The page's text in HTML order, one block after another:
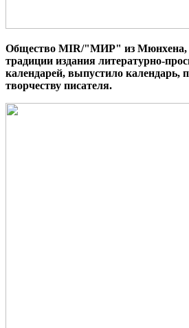
Общество MIR/"МИР" из Мюнхена,
традиции издания литературно-
календарей, выпустило календарь,
творчеству писателя.